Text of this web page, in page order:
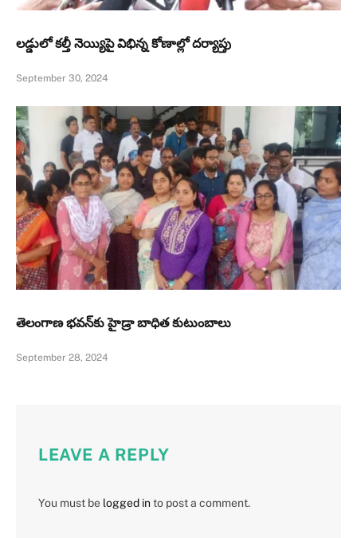
లడ్డులో కల్తీ నెయ్యిపై విభిన్న కోణాల్లో దర్యాప్తు
September 30, 2024
తెలంగాణ భవన్‌కు హైడ్రా బాధిత కుటుంబాలు
September 28, 2024
LEAVE A REPLY
You must be logged into post a comment.